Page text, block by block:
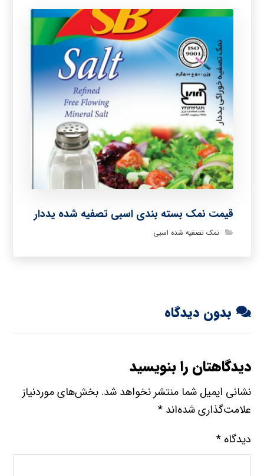
قیمت نمک بسته بندی اسبی تصفیه شده یددار
نمک تصفیه شده اسبی
بدون دیدگاه
دیدگاهتان را بنویسید
نشانی ایمیل شما منتشر نخواهد شد. بخش‌های موردنیاز
علامت‌گذاری شده‌اند*
دیدگاه*